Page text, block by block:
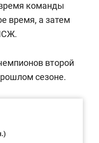
команды
время, а затем
второй
сезоне.